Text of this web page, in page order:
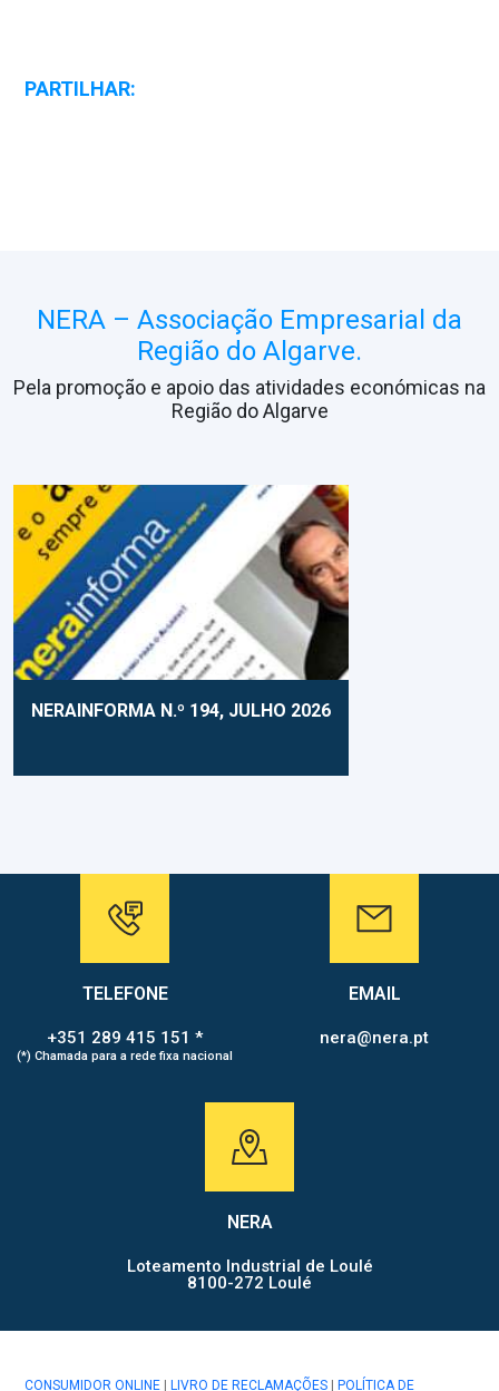
PARTILHAR:
NERA – Associação Empresarial da
Região do Algarve.
Pela promoção e apoio das atividades económicas na
Região do Algarve
NERAINFORMA N.º 194, JULHO 2026
TELEFONE
+351 289 415 151 *
(*) Chamada para a rede fixa nacional
EMAIL
nera@nera.pt
NERA
Loteamento Industrial de Loulé
8100-272 Loulé
CONSUMIDOR ONLINE LIVRO DE RECLAMAÇÕES POLÍTICA DE